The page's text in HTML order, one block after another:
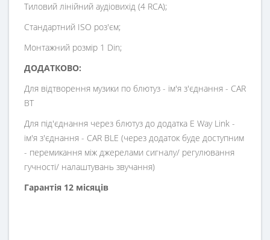
Тиловий лінійний аудіовихід (4 RCA);
Стандартний ISO роз'єм;
Монтажний розмір 1 Din;
ДОДАТКОВО:
Для відтворення музики по блютуз - ім'я з'єднання - CAR
BT
Для під'єднання через блютуз до додатка E Way Link -
ім'я з'єднання - CAR BLE (через додаток буде доступним
- перемикання між джерелами сигналу/ регулювання
гучності/ налаштувань звучання)
Гарантія 12 місяців